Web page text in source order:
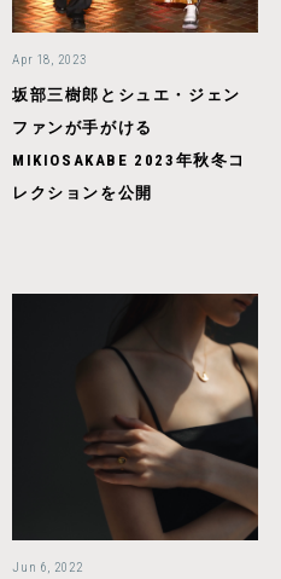
Apr 18, 2023
坂部三樹郎とシュエ・ジェン
ファンが手がける
MIKIOSAKABE 2023年秋冬コ
レクションを公開
Jun 6, 2022